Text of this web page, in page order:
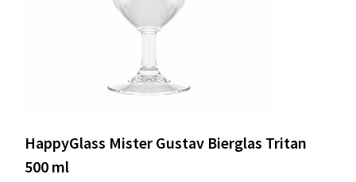
HappyGlass Mister Gustav Bierglas Tritan
500 ml